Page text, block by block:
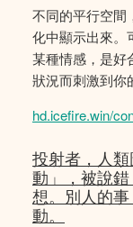
不同的平行空間
化中顯示出來。
某種情感，是好
狀況而刺激到你
hd.icefire.win/
投射者，人
動」，被說
想。別人的
動。